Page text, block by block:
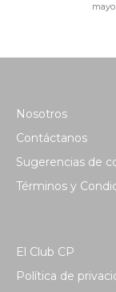
mayo
Nosotros
Contáctanos
Sugerencias de
Términos y
El Club CP
Política de